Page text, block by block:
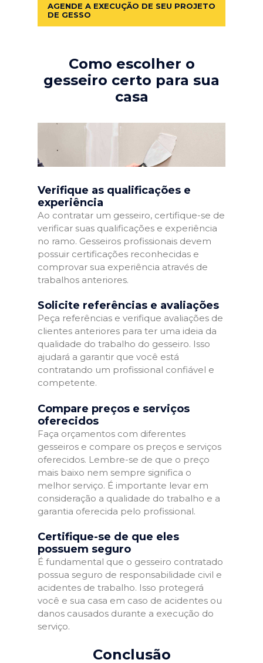
AGENDE A EXECUÇÃO DE SEU PROJETO
DE GESSO
Como escolher o
gesseiro certo para sua
casa
Verifique as qualificações e
experiência
Ao contratar um gesseiro, certifique-se de
verificar suas qualificações e experiência
no ramo. Gesseiros profissionais devem
possuir certificações reconhecidas e
comprovar sua experiência através de
trabalhos anteriores.
Solicite referências e avaliações
Peça referências e verifique avaliações de
clientes anteriores para ter uma ideia da
qualidade do trabalho do gesseiro. Isso
ajudará a garantir que você está
contratando um profissional confiável e
competente.
Compare preços e serviços
oferecidos
Faça orçamentos com diferentes
gesseiros e compare os preços e serviços
oferecidos. Lembre-se de que o preço
mais baixo nem sempre significa o
melhor serviço. É importante levar em
consideração a qualidade do trabalho e a
garantia oferecida pelo profissional.
Certifique-se de que eles
possuem seguro
É fundamental que o gesseiro contratado
possua seguro de responsabilidade civil e
acidentes de trabalho. Isso protegerá
você e sua casa em caso de acidentes ou
danos causados durante a execução do
serviço.
Conclusão